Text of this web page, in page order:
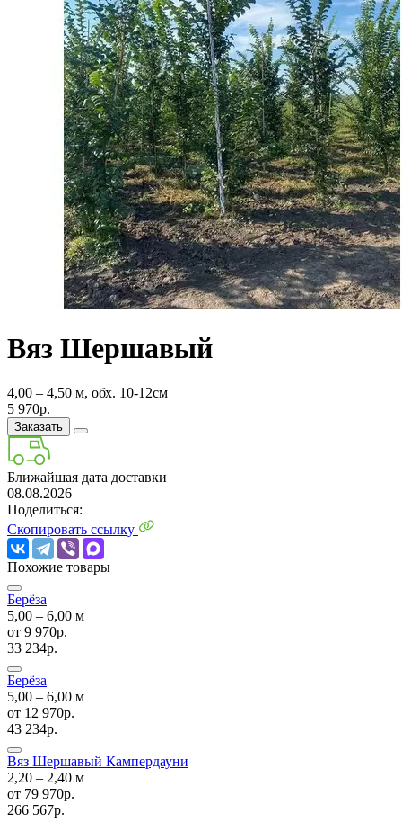
Вяз Шершавый
4,00 ‒ 4,50 м, обх. 10-12см
5 970р.
Заказать
Ближайшая дата доставки
08.08.2026
Поделиться:
Скопировать ссылку
Похожие товары
Берёза
5,00 ‒ 6,00 м
от 9 970р.
33 234р.
Берёза
5,00 ‒ 6,00 м
от 12 970р.
43 234р.
Вяз Шершавый Кампердауни
2,20 ‒ 2,40 м
от 79 970р.
266 567р.